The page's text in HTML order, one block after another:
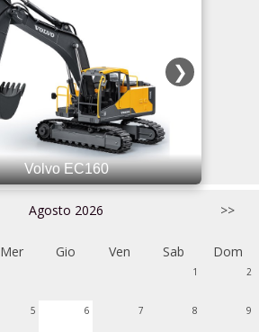
Volvo EC160
❯
Agosto 2026 >>
Mer Gio Ven Sab Dom
1 2
5 6 7 8 9